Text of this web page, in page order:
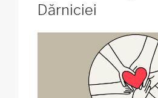
Dărniciei